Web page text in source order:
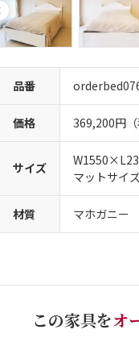
v
品番
価格 369,200円
サイズ
マットサイ
材質 マホガニー
この家具をオ